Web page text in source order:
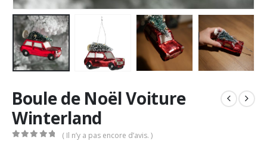
Boule de Noël Voiture
Winterland
( Il n’y a pas encore d’avis. )